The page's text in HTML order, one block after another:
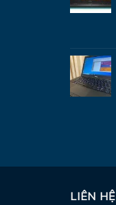
LIÊN HỆ